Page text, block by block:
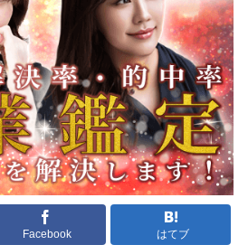
Facebook はてブ